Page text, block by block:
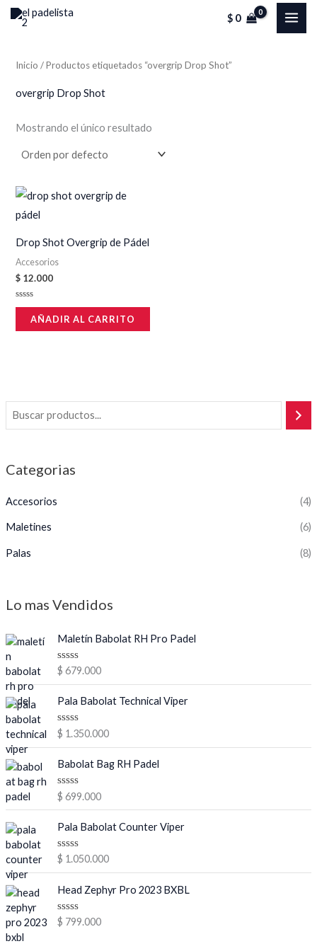
$0
Categorias
Accesorios (4)
Maletines (6)
Palas (8)
Lo mas Vendidos
Maletín Babolat RH Pro Padel
V
a
o
a
d
o
e
n
0
d
e
5
$ 679.000
Pala Babolat Technical Viper
V
a
o
a
d
o
e
n
0
d
e
5
$ 1.350.000
Babolat Bag RH Padel
V
a
o
a
d
o
e
n
0
d
e
5
$ 699.000
Pala Babolat Counter Viper
V
o
a
d
o
$ 1.050.000
Head Zephyr Pro 2023 BXBL
V
a
$ 799.000
Inicio / Productos etiquetados “overgrip Drop Shot”
overgrip Drop Shot
Mostrando el único resultado
Drop Shot Overgrip de Pádel
Accesorios
$ 12.000
Valorado
de
AÑADIR AL CARRITO